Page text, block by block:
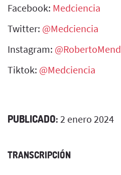
Facebook: Medciencia
Twitter: @Medciencia
Instagram:
Tiktok: @Medciencia
PUBLICADO: 2 enero 2024
TRANSCRIPCIÓN